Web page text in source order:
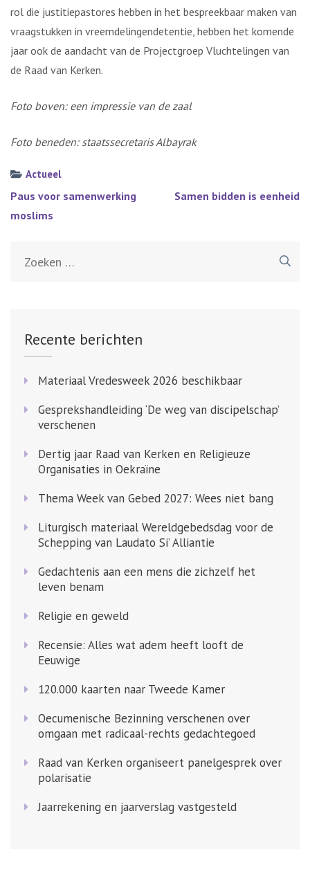
rol die justitiepastores hebben in het bespreekbaar maken van
vraagstukken in vreemdelingendetentie, hebben het komende
jaar ook de aandacht van de Projectgroep Vluchtelingen van
de Raad van Kerken.
Foto boven: een impressie van de zaal
Foto beneden: staatssecretaris Albayrak
Actueel
Bericht
navigatie
Paus voor samenwerking
moslims
Samen bidden is eenheid
Recente berichten
Materiaal Vredesweek 2026 beschikbaar
Gesprekshandleiding ‘De weg van discipelschap’
verschenen
Dertig jaar Raad van Kerken en Religieuze
Organisaties in Oekraïne
Thema Week van Gebed 2027: Wees niet bang
Liturgisch materiaal Wereldgebedsdag voor de
Schepping van Laudato Si’ Alliantie
Gedachtenis aan een mens die zichzelf het
leven benam
Religie en geweld
Recensie: Alles wat adem heeft looft de
Eeuwige
120.000 kaarten naar Tweede Kamer
Oecumenische Bezinning verschenen over
omgaan met radicaal-rechts gedachtegoed
Raad van Kerken organiseert panelgesprek over
polarisatie
Jaarrekening en jaarverslag vastgesteld